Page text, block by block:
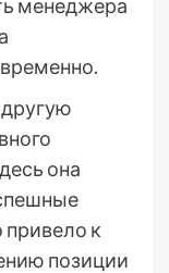
менеджера
она
привело к
позиции